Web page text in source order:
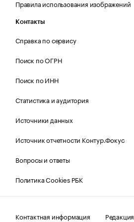
Правила использования изображений
Контакты
Справка по сервису
Поиск по ОГРН
Поиск по ИНН
Статистика и аудитория
Источники данных
Источник отчетности Контур.Фокус
Вопросы и ответы
Политика Cookies РБК
Контактная информация
Редакция